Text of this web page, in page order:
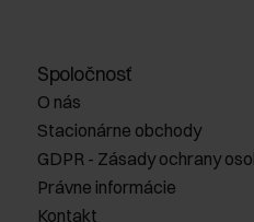
Spoločnosť
O nás
Stacionárne obchody
GDPR - Zásady ochrany
Právne informácie
Kontakt